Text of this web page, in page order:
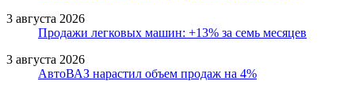
3 августа 2026
Продажи легковых машин: +13% за семь месяцев
3 августа 2026
АвтоВАЗ нарастил объем продаж на 4%